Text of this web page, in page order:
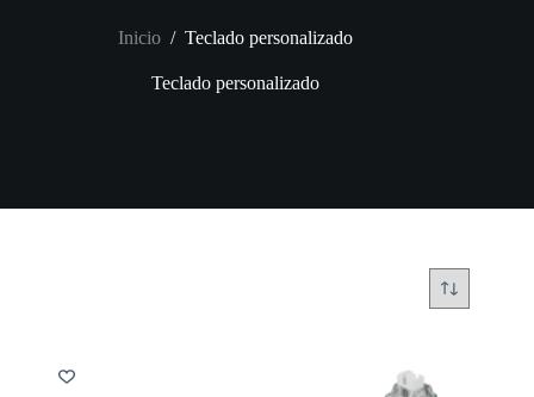
Inicio / Teclado personalizado
Teclado personalizado